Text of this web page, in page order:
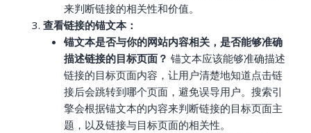
来判断链接的相关性和价值。
查看链接的锚文本：
锚文本是否与你的网站内容相关，是否能够准确
描述链接的目标页面？ 锚文本应该能够准确描述
链接的目标页面内容，让用户清楚地知道点击链
接后会跳转到哪个页面，避免误导用户。搜索引
擎会根据锚文本的内容来判断链接的目标页面主
题，以及链接与目标页面的相关性。